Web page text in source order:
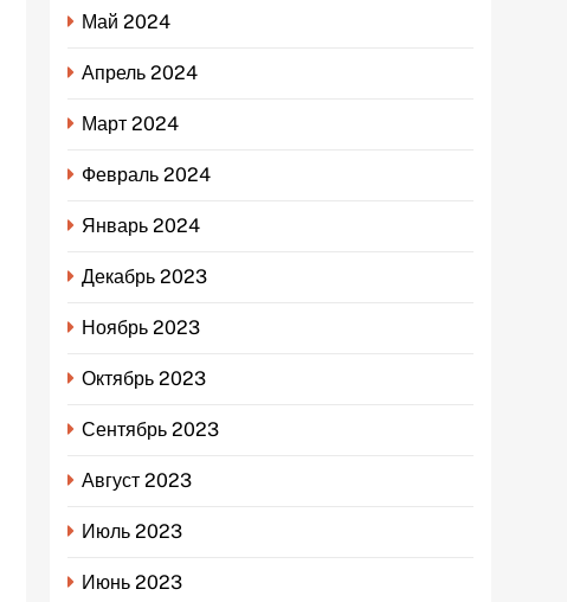
Май 2024
Апрель 2024
Март 2024
Февраль 2024
Январь 2024
Декабрь 2023
Ноябрь 2023
Октябрь 2023
Сентябрь 2023
Август 2023
Июль 2023
Июнь 2023